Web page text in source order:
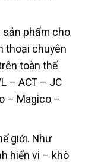
sản phẩm cho
thoại chuyên
toàn thế
– ACT – JC
– Magico –
giới. Như
hiển vi – khò